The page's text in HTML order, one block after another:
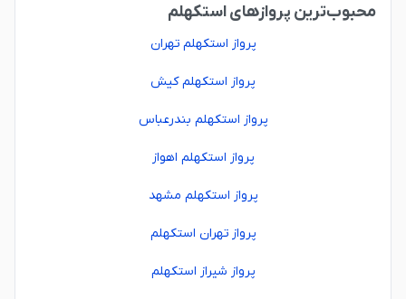
محبوب‌ترین پروازهای استکهلم
پرواز استکهلم تهران
پرواز استکهلم کیش
پرواز استکهلم بندرعباس
پرواز استکهلم اهواز
پرواز استکهلم مشهد
پرواز تهران استکهلم
پرواز شیراز استکهلم